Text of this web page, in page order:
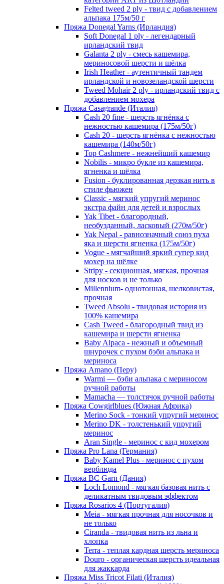
Felted tweed 2 ply - твид с добавлением
альпака 175м/50 г
Пряжа Donegal Yarns (Ирландия)
Soft Donegal 1 ply - легендарный
ирландский твид
Galanta 2 ply - смесь кашемира,
мериносовой шерсти и шёлка
Irish Heather - аутентичный тандем
ирландской и новозеландской шерсти
Tweed Mohair 2 ply - ирландский твид с
добавлением мохера
Пряжа Casagrande (Италия)
Cash 20 fine - шерсть ягнёнка с
нежностью кашемира (175м/50г)
Cash 20 - шерсть ягнёнка с нежностью
кашемира (140м/50г)
Top Cashmere - нежнейший кашемир
Nobilis - микро букле из кашемира,
ягненка и шёлка
Fusion - буклированная дерзкая нить в
стиле фьюжен
Classic - мягкий упругий меринос
экстра файн для детей и взрослых
Yak Tibet - благородный,
необузданный, ласковый (270м/50г)
Yak Nepal - равнозначный союз пуха
яка и шерсти ягненка (175м/50г)
Vogue - мягчайший яркий супер кид
мохер на шёлке
Stripy - секционная, мягкая, прочная
для носков и не только
Millennium- однотонная, шелковистая,
прочная
Tweed Absolu - твидовая история из
100% кашемира
Cash Tweed - благородный твид из
кашемира и шерсти ягненка
Baby Alpaca - нежный и объемный
шнурочек с пухом бэби альпака и
мериноса
Пряжа Amano (Перу)
Warmi — бэби альпака с мериносом
ручной работы
Mamacha — толстячок ручной работы
Пряжа Cowgirlblues (Южная Африка)
Merino Sock - тонкий упругий меринос
Merino DK - толстенький упругий
меринос
Aran Single - меринос с кид мохером
Пряжа Pro Lana (Германия)
Baby Kamel Plus - меринос с пухом
верблюда
Пряжа BC Garn (Дания)
Loch Lomond - мягкая базовая нить с
деликатным твидовым эффектом
Пряжа Rosarios 4 (Португалия)
Meia - мягкая прочная для носочков и
не только
Ciranda - твидовая нить из льна и
хлопка
Terra - теплая кардная шерсть мериноса
Douro - органическая шерсть идеальная
для жаккарда
Пряжа Miss Tricot Filati (Италия)